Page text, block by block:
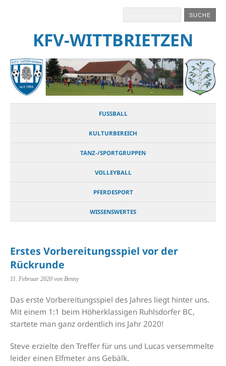
KFV-WITTBRIETZEN
FUSSBALL
KULTURBEREICH
TANZ-/SPORTGRUPPEN
VOLLEYBALL
PFERDESPORT
WISSENSWERTES
Erstes Vorbereitungsspiel vor der
Rückrunde
11. Februar 2020 von Benny
Das erste Vorbereitungsspiel des Jahres liegt hinter uns.
Mit einem 1:1 beim Höherklassigen Ruhlsdorfer BC,
startete man ganz ordentlich ins Jahr 2020!
Steve erzielte den Treffer für uns und Lucas versemmelte
leider einen Elfmeter ans Gebälk.